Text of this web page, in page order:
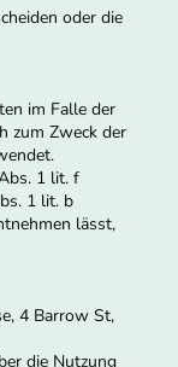
oder die
im Falle der
zum Zweck der
1 lit. f
1 lit. b
lässt,
4 Barrow St,
die Nutzung